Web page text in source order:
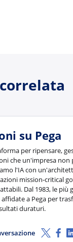
su Pega
per ripensare,
che un'impresa
l'IA con
mission-critical
Dal 1983, le più
a Pega per
duraturi.
X